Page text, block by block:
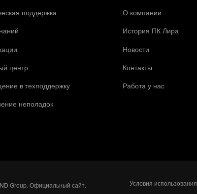
поддержка
центр
в техподдержку
неполадок
О компании
История ПК Лира
Новости
Контакты
Работа у нас
Group. Официальный сайт. Условия использования